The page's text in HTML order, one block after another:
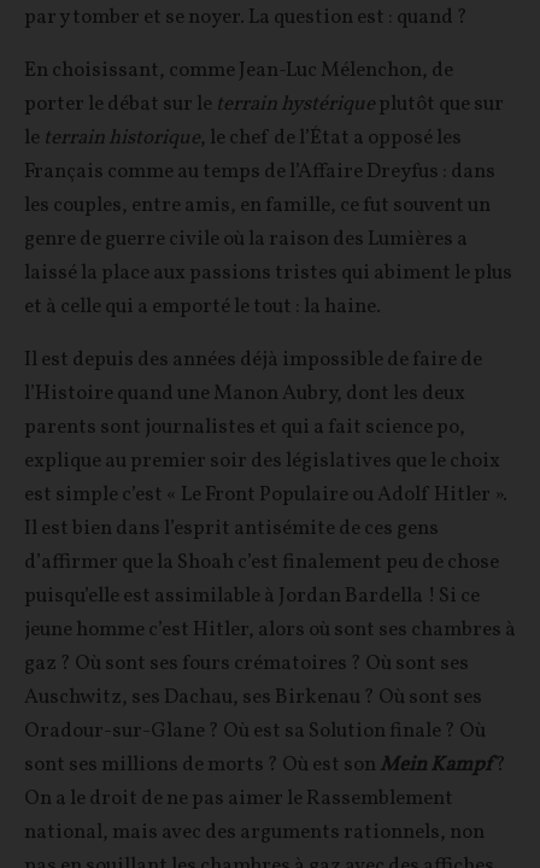
par y tomber et se noyer. La question est : quand ?
En choisissant, comme Jean-Luc Mélenchon, de
porter le débat sur le terrain hystériqueplutôt que sur
le terrain historique, le chef de l’État a opposé les
Français comme au temps de l’Affaire Dreyfus : dans
les couples, entre amis, en famille, ce fut souvent un
genre de guerre civile où la raison des Lumières a
laissé la place aux passions tristes qui abiment le plus
et à celle qui a emporté le tout : la haine.
Il est depuis des années déjà impossible de faire de
l’Histoire quand une Manon Aubry, dont les deux
parents sont journalistes et qui a fait science po,
explique au premier soir des législatives que le choix
est simple c’est « Le Front Populaire ou Adolf Hitler ».
Il est bien dans l’esprit antisémite de ces gens
d’affirmer que la Shoah c’est finalement peu de chose
puisqu’elle est assimilable à Jordan Bardella ! Si ce
jeune homme c’est Hitler, alors où sont ses chambres à
gaz ? Où sont ses fours crématoires ? Où sont ses
Auschwitz, ses Dachau, ses Birkenau ? Où sont ses
Oradour-sur-Glane ? Où est sa Solution finale ? Où
sont ses millions de morts ? Où est son Mein Kampf?
On a le droit de ne pas aimer le Rassemblement
national, mais avec des arguments rationnels, non